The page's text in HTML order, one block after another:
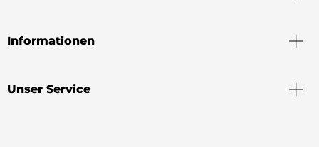
Informationen
Unser Service